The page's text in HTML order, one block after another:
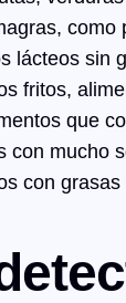
como
lácteos sin
fritos,
que
con mucho
con